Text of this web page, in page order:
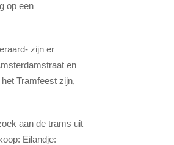
op een
zijn er
en
Tramfeest zijn,
aan de trams uit
Eilandje: